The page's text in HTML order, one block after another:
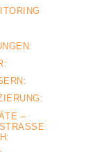
–
U